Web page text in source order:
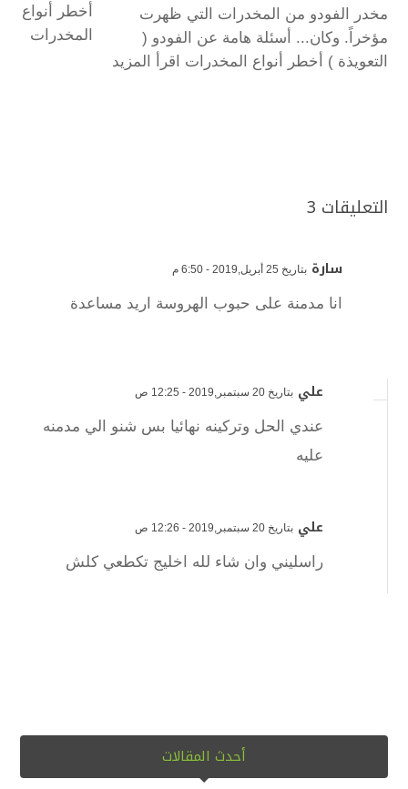
مخدر الفودو من المخدرات التي ظهرت
مؤخراً. وكان... أسئلة هامة عن الفودو (
التعويذة ) أخطر أنواع المخدرات
اقرأ المزيد
التعليقات 3
سارة بتاريخ 25 أبريل,2019 - 6:50 م
انا مدمنة على حبوب الهروسة اريد مساعدة
علي بتاريخ 20 سبتمبر,2019 - 12:25 ص
عندي الحل وتركينه نهائيا بس شنو الي مدمنه
عليه
علي بتاريخ 20 سبتمبر,2019 - 12:26 ص
راسليني وان شاء لله اخليج تكطعي كلش
أحدث المقالات